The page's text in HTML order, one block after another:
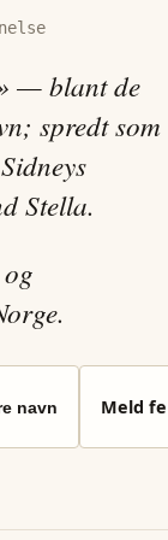
— blant de
spredt som
Stella.
navn Meld